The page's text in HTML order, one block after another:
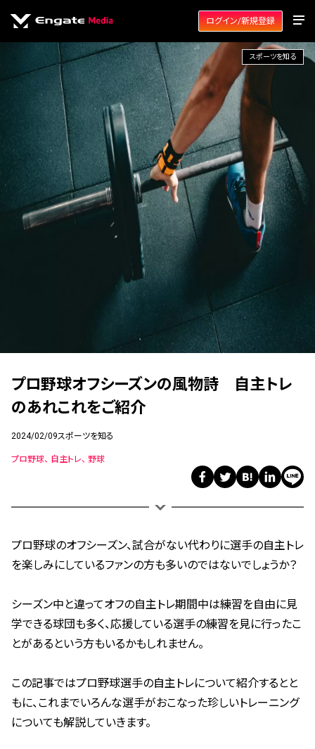
ログイン/新規登録
スポーツを知る
プロ野球オフシーズンの風物詩 自主トレ
のあれこれをご紹介
2024/02/09スポーツを知る
プロ野球 自主トレ 野球
プロ野球のオフシーズン、試合がない代わりに選手の自主トレ
を楽しみにしているファンの方も多いのではないでしょうか？
シーズン中と違ってオフの自主トレ期間中は練習を自由に見
学できる球団も多く、応援している選手の練習を見に行ったこ
とがあるという方もいるかもしれません。
この記事ではプロ野球選手の自主トレについて紹介するとと
もに、これまでいろんな選手がおこなった珍しいトレーニング
についても解説していきます。